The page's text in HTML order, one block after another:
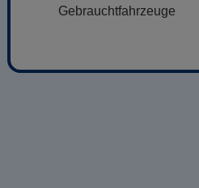
Gebrauchtfahrzeuge